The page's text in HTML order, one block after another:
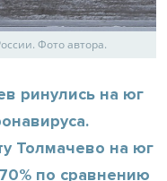
Фото автора.
ринулись на юг
Толмачево на юг
по сравнению